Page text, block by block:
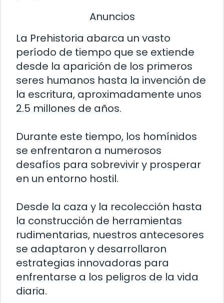
Anuncios
La Prehistoria abarca un vasto
período de tiempo que se extiende
desde la aparición de los primeros
seres humanos hasta la invención de
la escritura, aproximadamente unos
2.5 millones de años.
Durante este tiempo, los homínidos
se enfrentaron a numerosos
desafíos para sobrevivir y prosperar
en un entorno hostil.
Desde la caza y la recolección hasta
la construcción de herramientas
rudimentarias, nuestros antecesores
se adaptaron y desarrollaron
estrategias innovadoras para
enfrentarse a los peligros de la vida
diaria.